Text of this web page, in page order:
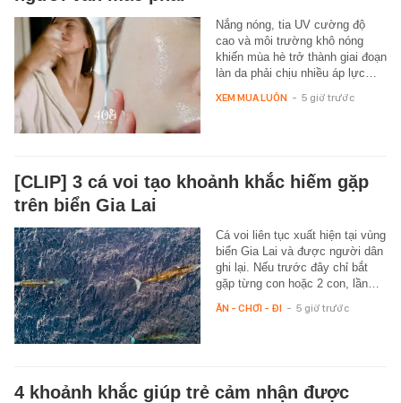
Nắng nóng, tia UV cường độ
cao và môi trường khô nóng
khiến mùa hè trở thành giai đoạn
làn da phải chịu nhiều áp lực…
XEM MUA LUÔN - 5 giờ trước
[CLIP] 3 cá voi tạo khoảnh khắc hiếm gặp
trên biển Gia Lai
Cá voi liên tục xuất hiện tại vùng
biển Gia Lai và được người dân
ghi lại. Nếu trước đây chỉ bắt
gặp từng con hoặc 2 con, lần…
ĂN - CHƠI - ĐI - 5 giờ trước
4 khoảnh khắc giúp trẻ cảm nhận được